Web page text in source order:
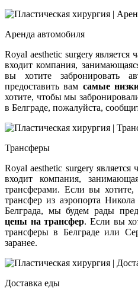
Аренда автомобиля
Royal aesthetic surgery
входит компания,
вы хотите забронировать
предоставить вам самые
хотите, чтобы мы
в Белграде, пожалуйста,
Трансферы
Royal aesthetic surgery
входит компания,
трансферами. Если вы
трансфер из аэропорта
Белграда, мы будем рады
цены на трансфер. Если вы
трансферы в Белграде или
заранее.
Доставка еды